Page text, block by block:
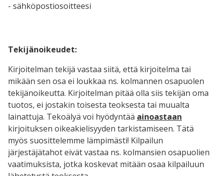
- sähköpostiosoitteesi
Tekijänoikeudet:
Kirjoitelman tekijä vastaa siitä, että kirjoitelma tai
mikään sen osa ei loukkaa ns. kolmannen osapuolen
tekijänoikeutta. Kirjoitelman pitää olla siis tekijän oma
tuotos, ei jostakin toisesta teoksesta tai muualta
lainattuja. Tekoälyä voi hyödyntää ainoastaan
kirjoituksen oikeakielisyyden tarkistamiseen. Tätä
myös suosittelemme lämpimästi! Kilpailun
järjestäjätahot eivät vastaa ns. kolmansien osapuolien
vaatimuksista, jotka koskevat mitään osaa kilpailuun